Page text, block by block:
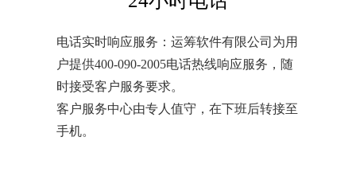
电话实时响应服务：运筹软件有限公司为用
户提供400-090-2005电话热线响应服务，随
时接受客户服务要求。
客户服务中心由专人值守，在下班后转接至
手机。